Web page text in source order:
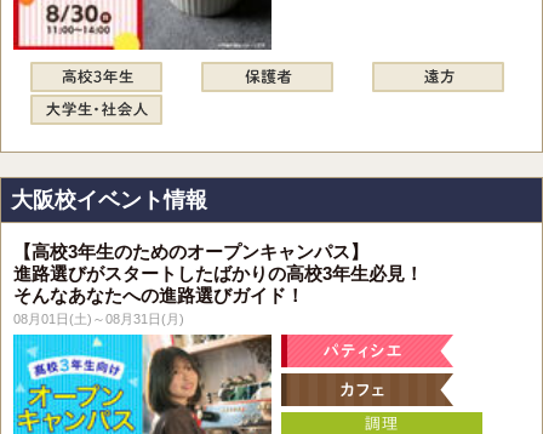
大阪校イベント情報
【高校3年生のためのオープンキャンパス】
進路選びがスタートしたばかりの高校3年生必見！
そんなあなたへの進路選びガイド！
08月01日(土)～08月31日(月)